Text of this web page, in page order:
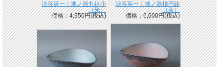
渋谷英一｜地ノ器丸鉢小
（朱）
価格：4,950円(税込)
渋谷英一｜地ノ器楕円鉢
（灰）
価格：6,600円(税込)